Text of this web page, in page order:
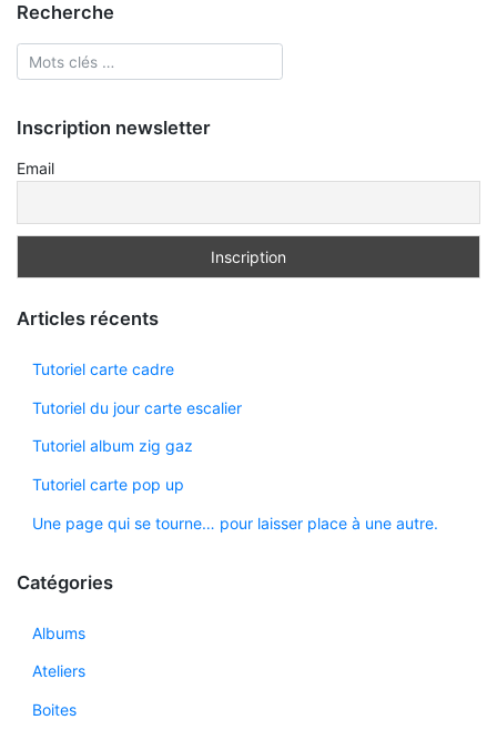
Recherche
Inscription newsletter
Email
Articles récents
Tutoriel carte cadre
Tutoriel du jour carte escalier
Tutoriel album zig gaz
Tutoriel carte pop up
Une page qui se tourne… pour laisser place à une autre.
Catégories
Albums
Ateliers
Boites